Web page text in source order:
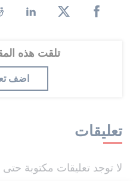
تلقت هذه المقالة
اضف
تعليقات
لا توجد تعليقات مكتوبة